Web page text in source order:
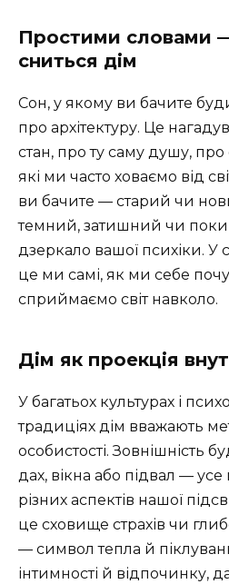
Простими словами
сниться дім
Сон, у якому ви бачите
про архітектуру. Це
стан, про ту саму душу,
які ми часто ховаємо від
ви бачите — старий чи
темний, затишний чи
дзеркало вашої психіки. У
це ми самі, як ми себе
сприймаємо світ навколо.
Дім як проекція
У багатьох культурах і
традиціях дім вважають
особистості. Зовнішність
дах, вікна або підвал —
різних аспектів нашої
це сховище страхів чи
— символ тепла й
інтимності й відпочинку,